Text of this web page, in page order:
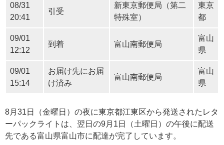
08/31
20:41
引受
新東京郵便局（第二
特殊室）
東京
都
09/01
12:12
到着 富山南郵便局
富山
県
09/01
15:14
お届け先にお届
け済み
富山南郵便局
富山
県
8月31日（金曜日）の夜に東京都江東区から発送されたレタ
ーパックライトは、翌日の9月1日（土曜日）の午後に配送
先である富山県富山市に配達が完了しています。